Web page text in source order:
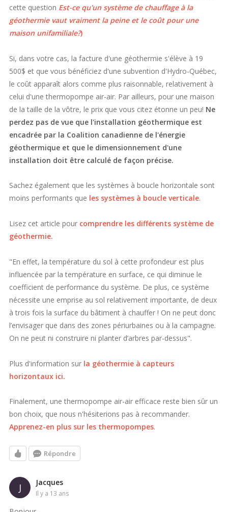
cette question Est-ce qu'un système de chauffage à la
géothermie vaut vraiment la peine et le coût pour une
maison unifamiliale?)
Si, dans votre cas, la facture d'une géothermie s'élève à 19
500$ et que vous bénéficiez d'une subvention d'Hydro-Québec,
le coût apparaît alors comme plus raisonnable, relativement à
celui d'une thermopompe air-air. Par ailleurs, pour une maison
de la taille de la vôtre, le prix que vous citez étonne un peu! Ne
perdez pas de vue que l'installation géothermique est
encadrée par la Coalition canadienne de l'énergie
géothermique et que le dimensionnement d'une
installation doit être calculé de façon précise.
Sachez également que les systèmes à boucle horizontale sont
moins performants que les systèmes à boucle verticale.
Lisez cet article pour comprendre les différents système de
géothermie.
"En effet, la température du sol à cette profondeur est plus
influencée par la température en surface, ce qui diminue le
coefficient de performance du système. De plus, ce système
nécessite une emprise au sol relativement importante, de deux
à trois fois la surface du bâtiment à chauffer ! On ne peut donc
l’envisager que dans des zones périurbaines ou à la campagne.
On ne peut ni construire ni planter d’arbres par-dessus".
Plus d'information sur la géothermie à capteurs
horizontaux ici.
Finalement, une thermopompe air-air efficace reste bien sûr un
bon choix, que nous n'hésiterions pas à recommander.
Apprenez-en plus sur les thermopompes.
Répondre
J Jacques
il y a 13 ans